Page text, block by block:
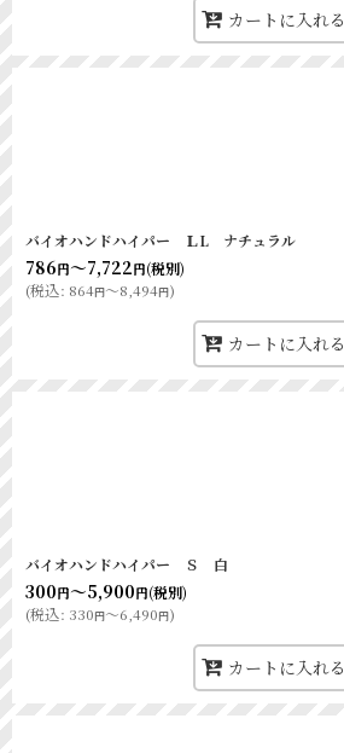
カートに入れる
バイオハンドハイパー ＬL ナチュラル
786円～7,722円(税別)
(税込: 864円～8,494円)
カートに入れる
バイオハンドハイパー Ｓ 白
300円～5,900円(税別)
(税込: 330円～6,490円)
カートに入れる